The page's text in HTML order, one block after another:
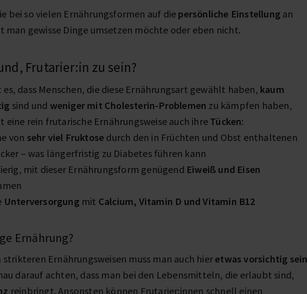
bei so vielen Ernährungsformen auf diepersönliche Einstellung an
man gewisse Dinge umsetzen möchte oder eben nicht.
Frutarier:in zu sein?
dass Menschen, die diese Ernährungsart gewählt haben, kaum
sind und weniger mit Cholesterin-Problemen zu kämpfen haben,
rein frutarische Ernährungsweise auch ihre Tücken:
von sehr viel Fruktose durch den in Früchten und Obst enthaltenen
– was längerfristig zu Diabetes führen kann
mit dieser Ernährungsform genügend Eiweiß und Eisen
Unterversorgung mit Calcium, Vitamin D und Vitamin B12
Ernährung?
strikteren Ernährungsweisen muss man auch hieretwas vorsichtig sein
darauf achten, dass man bei den Lebensmitteln, die erlaubt sind,
reinbringt. Ansonsten können Frutarier:innen schnell einen